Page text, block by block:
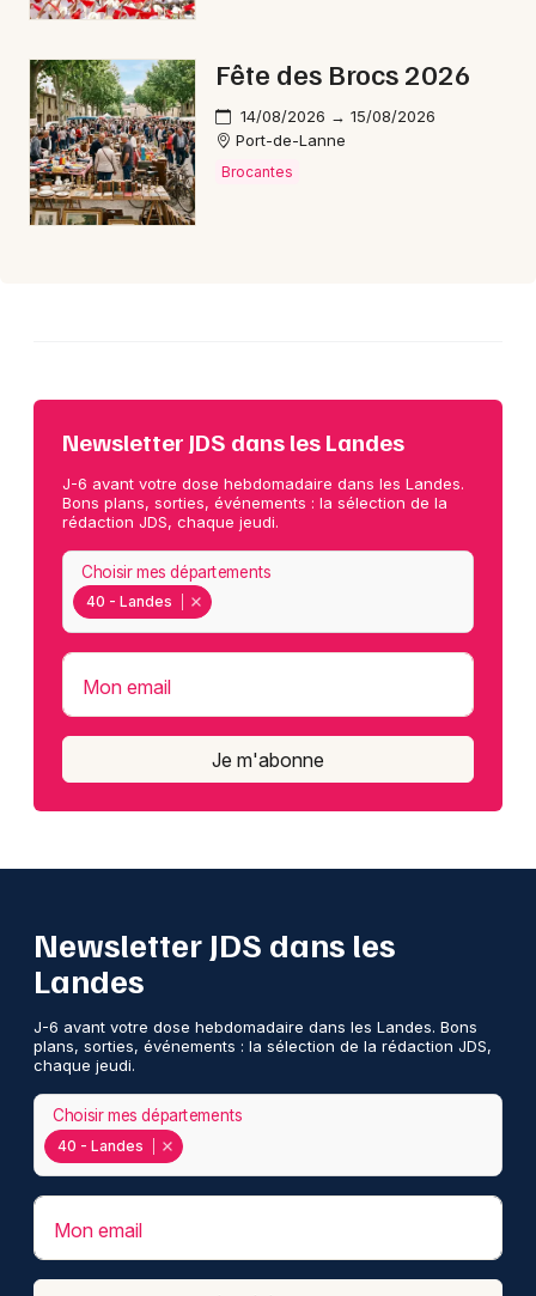
Fête des Brocs 2026
14/08/2026 → 15/08/2026
Port-de-Lanne
Brocantes
Newsletter JDS dans les Landes
J-6 avant votre dose hebdomadaire dans les Landes.
Bons plans, sorties, événements : la sélection de la
rédaction JDS, chaque jeudi.
40 - Landes
Choisir mes départements
Mon email
Je m'abonne
Newsletter JDS dans les
Landes
J-6 avant votre dose hebdomadaire dans les Landes. Bons
plans, sorties, événements : la sélection de la rédaction JDS,
chaque jeudi.
40 - Landes
Choisir mes départements
Mon email